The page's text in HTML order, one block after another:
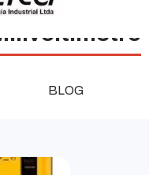
BLOG